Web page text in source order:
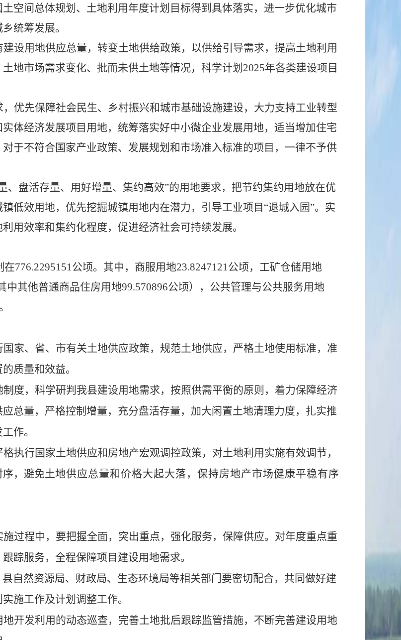
空间总体规划、土地利用年度计划目标得到具体落实，进一步优化城市
统筹发展。
设用地供应总量，转变土地供给政策，以供给引导需求，提高土地利用
地市场需求变化、批而未供土地等情况，科学计划 2025年各类建设项目
优先保障社会民生、乡村振兴和城市基础设施建设，大力支持工业转型
体经济发展项目用地，统筹落实好中小微企业发展用地，适当增加住宅
于不符合国家产业政策、发展规划和市场准入标准的项目，一律不予供
、盘活存量、用好增量、集约高效”的用地要求，把节约集约用地放在优
低效用地，优先挖掘城镇用地内在潜力，引导工业项目“退城入园”。实
用效率和集约化程度，促进经济社会可持续发展。
776.2295151公顷。其中，商服用地23.8247121公顷，工矿仓储用地
中其他普通商品住房用地99.570896公顷），公共管理与公共服务用地
国家、省、市有关土地供应政策，规范土地供应，严格土地使用标准，准
质量和效益。
制度，科学研判我县建设用地需求，按照供需平衡的原则，着力保障经济
总量，严格控制增量，充分盘活存量，加大闲置土地清理力度，扎实推
作。
格执行国家土地供应和房地产宏观调控政策，对土地利用实施有效调节，
，避免土地供应总量和价格大起大落，保持房地产市场健康平稳有序
施过程中，要把握全面，突出重点，强化服务，保障供应。对年度重点重
踪服务，全程保障项目建设用地需求。
自然资源局、财政局、生态环境局等相关部门要密切配合，共同做好建
施工作及计划调整工作。
地开发利用的动态巡查，完善土地批后跟踪监管措施，不断完善建设用地